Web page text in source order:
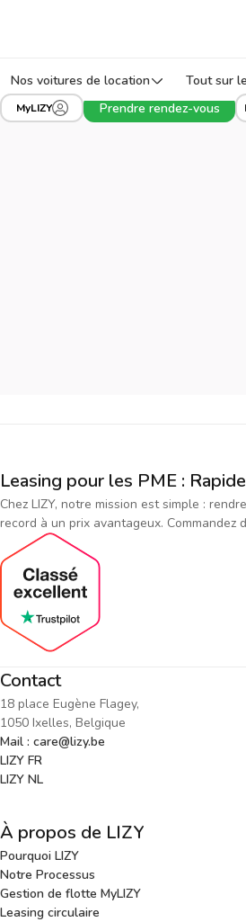
Nos voitures de location Tout sur
MyLIZY Prendre rendez-vous
Leasing pour les PME :
Chez LIZY, notre mission est simple :
record à un prix avantageux.
Contact
18 place Eugène Flagey,
1050 Ixelles, Belgique
Mail : care@lizy.be
LIZY FR
LIZY NL
À propos de LIZY
Pourquoi LIZY
Notre Processus
Gestion de flotte MyLIZY
Leasing circulaire